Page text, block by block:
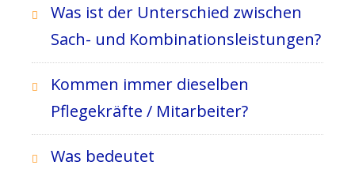
Was ist der Unterschied zwischen
Sach- und Kombinationsleistungen?
Kommen immer dieselben
Pflegekräfte / Mitarbeiter?
Was bedeutet